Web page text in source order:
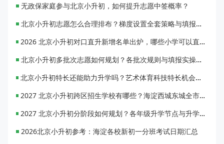
无政保家庭参与北京小升初，如何提升志愿中签概率？
北京小升初志愿怎么合理排布？梯度设置全套策略与填报避坑指南
2026 北京小升初对口直升新增名单出炉，哪些小学可以直升优质初中？
北京小升初多批次志愿如何规划？各批次规则与填报实操指南
北京小升初特长还能助力升学吗？艺术体育科技特长机会与误区全面解析
2027 北京小升初跨区招生学校有哪些？海淀西城东城全市招生校完整汇总
2027 北京小升初分阶段如何规划？各年级升学节点与升学通道全梳理
2026北京小升初参考：海淀各校新初一分班考试日期汇总